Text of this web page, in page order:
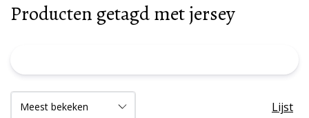
Producten getagd met jersey
Lijst